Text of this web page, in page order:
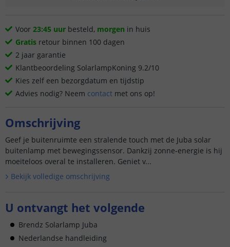
Voor 23:45 uur besteld, morgen in huis
Gratis retour binnen 100 dagen
2 jaar garantie
Klantbeoordeling SolarlampKoning 9.2/10
Kies zelf een bezorgdatum en tijdstip
Advies nodig? Neem contact met ons op!
Omschrijving
Geef je buitenruimte een stralende touch met de Juba solar
buitenlamp met bewegingssensor. Dankzij zonne-energie is hij
moeiteloos overal te installeren. Geniet v...
Bekijk volledige omschrijving
U ontvangt het volgende
Brendz Solarlamp Juba
Nederlandse handleiding